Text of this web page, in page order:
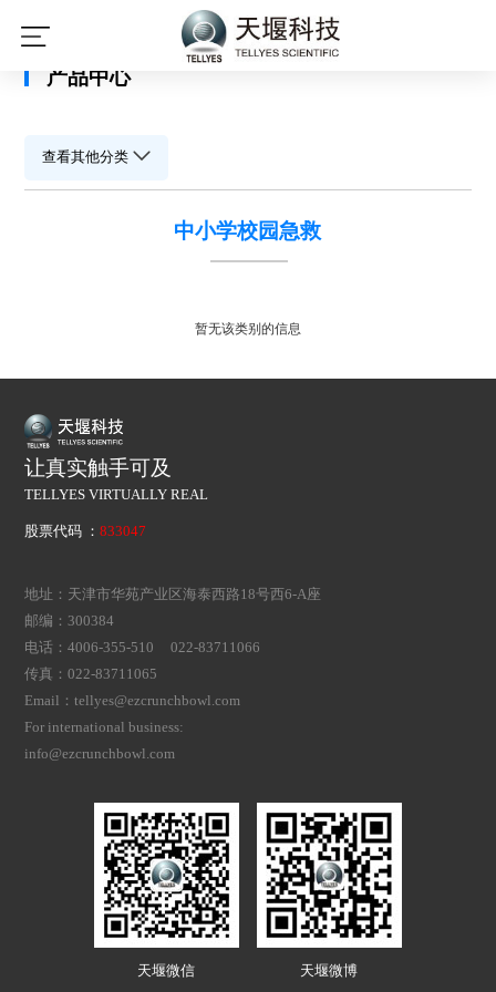
产品中心
查看其他分类
中小学校园急救
暂无该类别的信息
让真实触手可及
TELLYES VIRTUALLY REAL
股票代码 ：833047
地址：天津市华苑产业区海泰西路18号西6-A座
邮编：300384
电话：4006-355-510 022-83711066
传真：022-83711065
Email：tellyes@ezcrunchbowl.com
For international business:
info@ezcrunchbowl.com
天堰微信 天堰微博